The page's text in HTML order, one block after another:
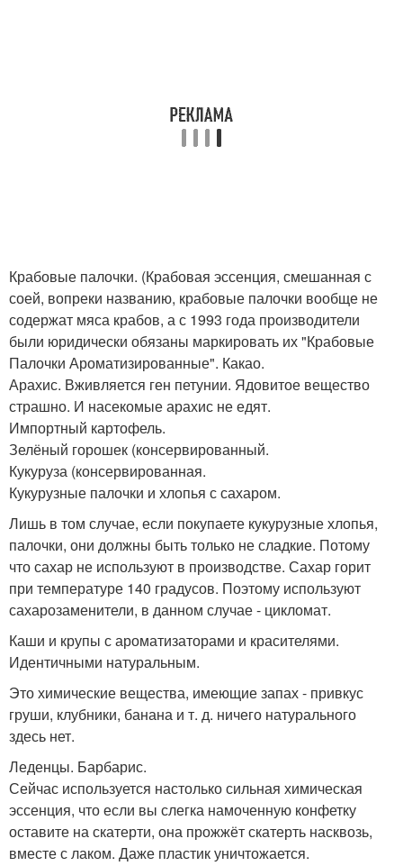
Крабовые палочки. (Крабовая эссенция, смешанная с
соей, вопреки названию, крабовые палочки вообще не
содержат мяса крабов, а с 1993 года производители
были юридически обязаны маркировать их "Крабовые
Палочки Ароматизированные". Какао.
Арахис. Вживляется ген петунии. Ядовитое вещество
страшно. И насекомые арахис не едят.
Импортный картофель.
Зелёный горошек (консервированный.
Кукуруза (консервированная.
Кукурузные палочки и хлопья с сахаром.
Лишь в том случае, если покупаете кукурузные хлопья,
палочки, они должны быть только не сладкие. Потому
что сахар не используют в производстве. Сахар горит
при температуре 140 градусов. Поэтому используют
сахарозаменители, в данном случае - цикломат.
Каши и крупы с ароматизаторами и красителями.
Идентичными натуральным.
Это химические вещества, имеющие запах - привкус
груши, клубники, банана и т. д. ничего натурального
здесь нет.
Леденцы. Барбарис.
Сейчас используется настолько сильная химическая
эссенция, что если вы слегка намоченную конфетку
оставите на скатерти, она прожжёт скатерть насквозь,
вместе с лаком. Даже пластик уничтожается.